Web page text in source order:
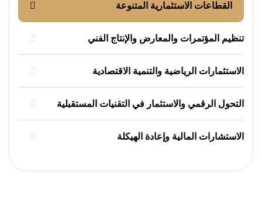
القطاعات الاستثمارية المتنوعة
تنظيم المؤتمرات والمعارض والإنتاج الفني
الاستثمارات الرياضية والتنمية الاقتصادية
التحول الرقمي والاستثمار في التقنيات المستقبلية
الاستشارات المالية وإعادة الهيكلة